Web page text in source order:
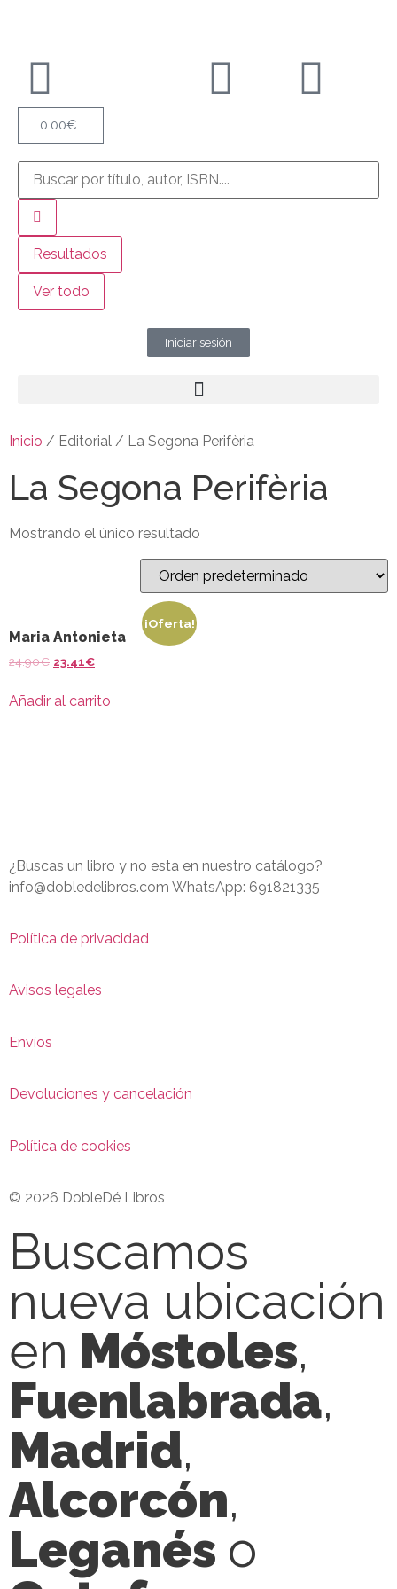
0.00€
Resultados
Ver todo
Iniciar sesión
Inicio / Editorial / La Segona Perifèria
La Segona Perifèria
Mostrando el único resultado
¡Oferta!
Maria Antonieta
24.90€ 23.41€
Añadir al carrito
¿Buscas un libro y no esta en nuestro catálogo?
info@dobledelibros.com WhatsApp: 691821335
Política de privacidad
Avisos legales
Envíos
Devoluciones y cancelación
Política de cookies
© 2026 DobleDé Libros
Buscamos
nueva ubicación
en Móstoles,
Fuenlabrada,
Madrid,
Alcorcón,
Leganés o